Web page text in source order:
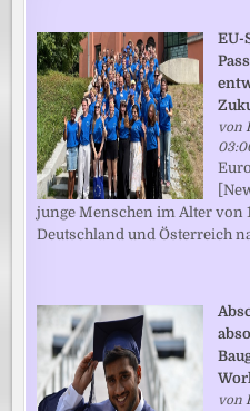
EU-
von
junge Menschen im Alter von
Deutschland und Österreich
von